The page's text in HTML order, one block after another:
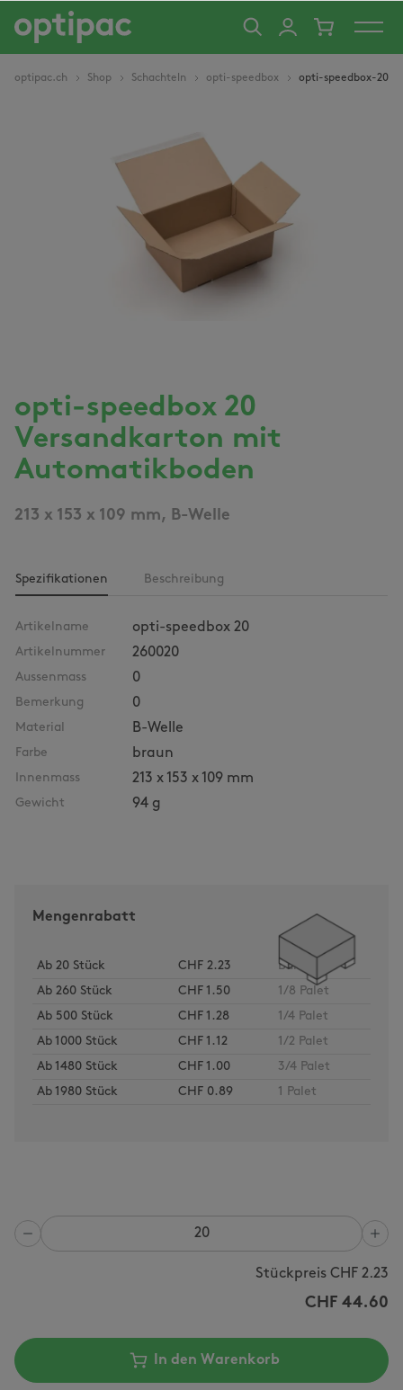
springen
optipac.ch Shop Schachteln opti-speedbox opti-speedbox-20
opti-speedbox 20
Versandkarton mit
Automatikboden
213 x 153 x 109 mm, B-Welle
Spezifikationen Beschreibung
Artikelname opti-speedbox 20
Artikelnummer 260020
Aussenmass 0
Bemerkung 0
Material B-Welle
Farbe braun
Innenmass 213 x 153 x 109 mm
Gewicht 94 g
Mengenrabatt
Ab 20 Stück CHF 2.23
Bund
Ab 260 Stück CHF 1.50
1/8 Palet
Ab 500 Stück CHF 1.28
1/4 Palet
Ab 1000 Stück CHF 1.12
1/2 Palet
Ab 1480 Stück CHF 1.00
3/4 Palet
Ab 1980 Stück CHF 0.89 1 Palet
Anzahl
Stückpreis CHF 2.23
CHF 44.60
In den Warenkorb